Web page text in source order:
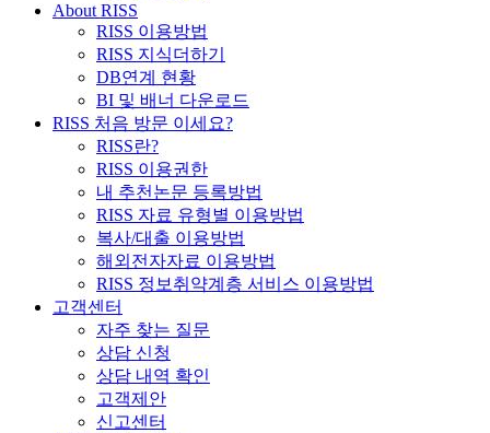
About RISS
RISS 이용방법
RISS 지식더하기
DB연계 현황
BI 및 배너 다운로드
RISS 처음 방문 이세요?
RISS란?
RISS 이용권한
내 추천논문 등록방법
RISS 자료 유형별 이용방법
복사/대출 이용방법
해외전자자료 이용방법
RISS 정보취약계층 서비스 이용방법
고객센터
자주 찾는 질문
상담 신청
상담 내역 확인
고객제안
신고센터